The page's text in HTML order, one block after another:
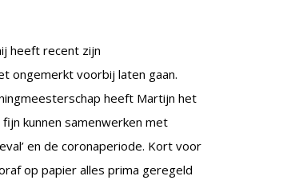
heeft recent zijn
ongemerkt voorbij laten gaan.
heeft Martijn het
kunnen samenwerken met
en de coronaperiode. Kort voor
op papier alles prima geregeld